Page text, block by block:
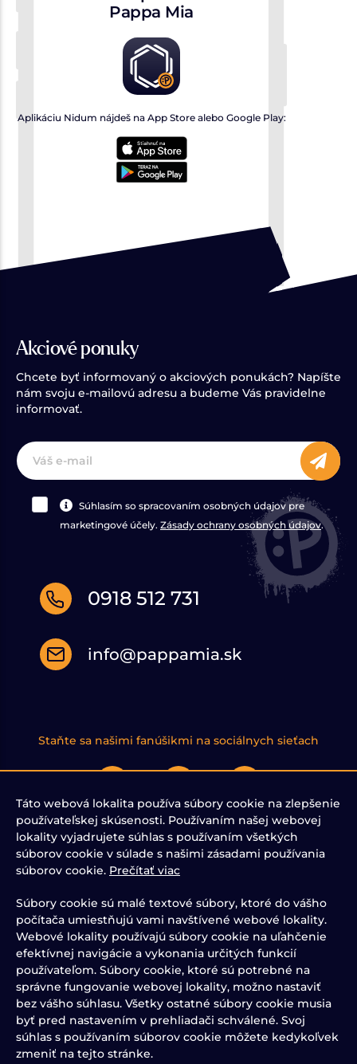
Pappa Mia
Aplikáciu Nidum nájdeš na App Store alebo Google Play:
Akciové ponuky
Chcete byť informovaný o akciových ponukách? Napíšte
nám svoju e-mailovú adresu a budeme Vás pravidelne
informovať.
Súhlasím so spracovaním osobných údajov pre
marketingové účely. Zásady ochrany osobných údajov.
0918 512 731
info@pappamia.sk
Staňte sa našimi fanúšikmi na sociálnych sieťach
DOPRAVA A PLATBA
OBCHODNÉ PODMIENKY
REKLAMAČNÝ PORIADOK
O MNE
OCHRANA OSOBNÝCH ÚDAJOV
COOKIES
Značka PappaMia je súčasťou skupiny Nidum Group.
Táto webová lokalita používa súbory cookie na zlepšenie
používateľskej skúsenosti. Používaním našej webovej
lokality vyjadrujete súhlas s používaním všetkých
súborov cookie v súlade s našimi zásadami používania
súborov cookie. Prečítať viac
Súbory cookie sú malé textové súbory, ktoré do vášho
počítača umiestňujú vami navštívené webové lokality.
Webové lokality používajú súbory cookie na uľahčenie
efektívnej navigácie a vykonania určitých funkcií
používateľom. Súbory cookie, ktoré sú potrebné na
správne fungovanie webovej lokality, možno nastaviť
bez vášho súhlasu. Všetky ostatné súbory cookie musia
byť pred nastavením v prehliadači schválené. Svoj
súhlas s používaním súborov cookie môžete kedykoľvek
zmeniť na tejto stránke.